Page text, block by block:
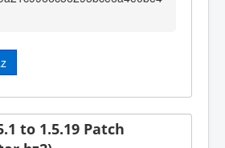
to 1.5.19 Patch